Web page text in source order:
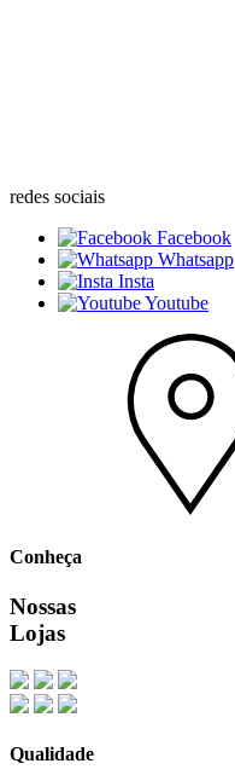
redes sociais
Facebook
Whatsapp
Insta
Youtube
Conheça
Nossas
Lojas
Qualidade